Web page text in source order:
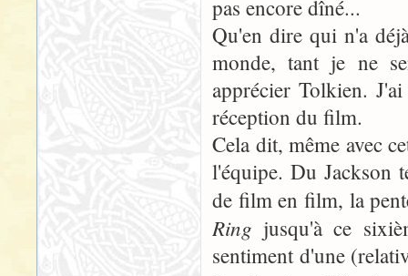
pas encore dîné...
Qu'en dire qui n'a
monde, tant je ne
apprécier Tolkien.
réception du film.
Cela dit, même avec
l'équipe. Du Jackson
de film en film, la
Ring jusqu'à ce
sentiment d'une